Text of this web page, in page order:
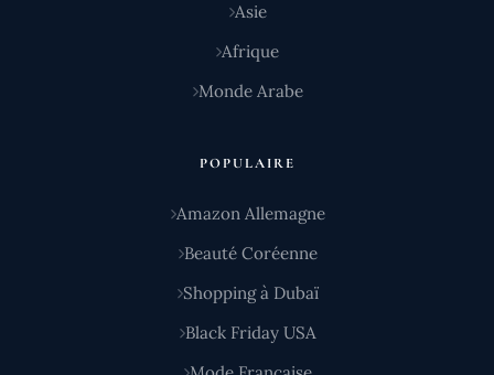
Asie
Afrique
Monde Arabe
POPULAIRE
Amazon Allemagne
Beauté Coréenne
Shopping à Dubaï
Black Friday USA